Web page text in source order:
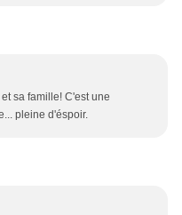
sa famille! C'est une
pleine d'éspoir.